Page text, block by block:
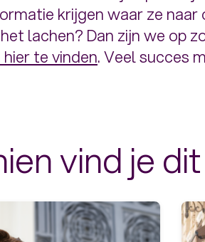
krijgen waar ze naar
lachen? Dan zijn we op
te vinden. Veel succes
vind je